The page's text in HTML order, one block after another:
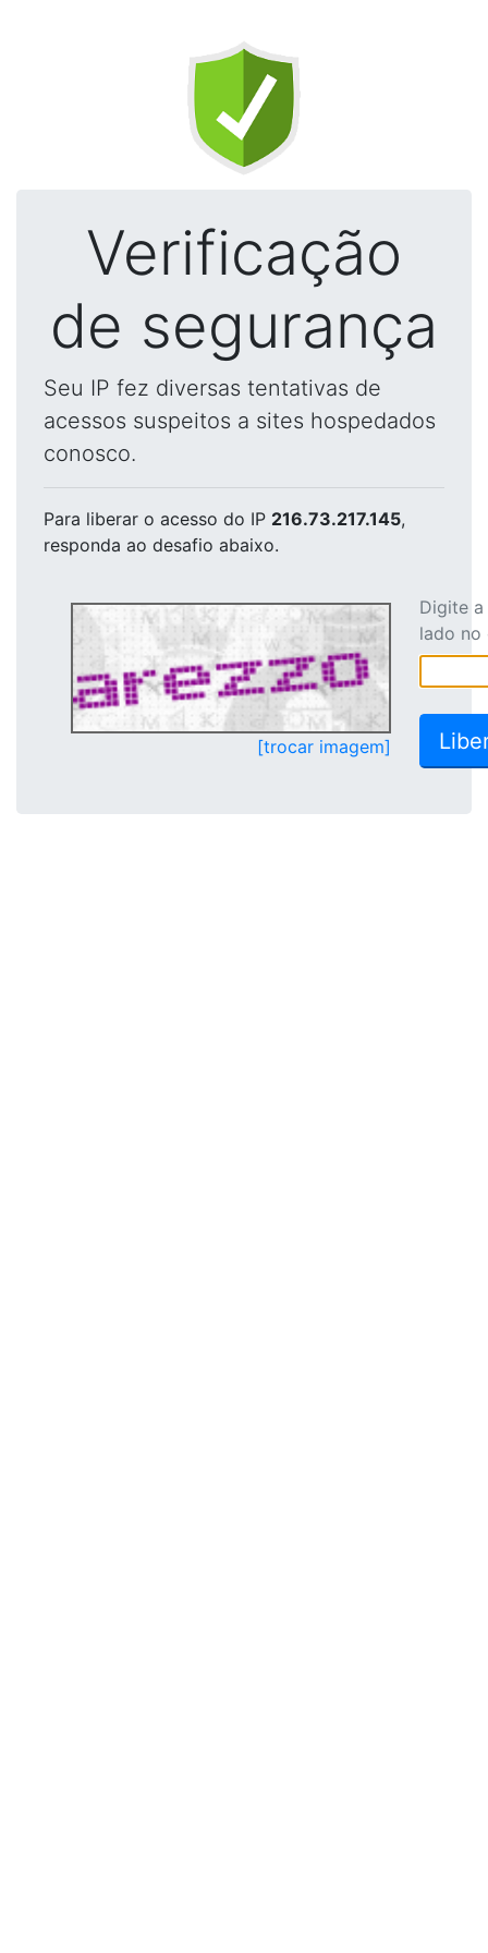
Verificação
de segurança
Seu IP fez diversas tentativas de
acessos suspeitos a sites hospedados
conosco.
Para liberar o acesso do IP 216.73.217.145,
responda ao desafio abaixo.
[trocar imagem]
Digite
lado no